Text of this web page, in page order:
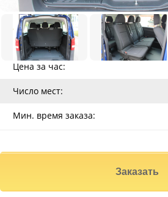
Цена за час:
Число мест:
Мин. время заказа:
Заказать